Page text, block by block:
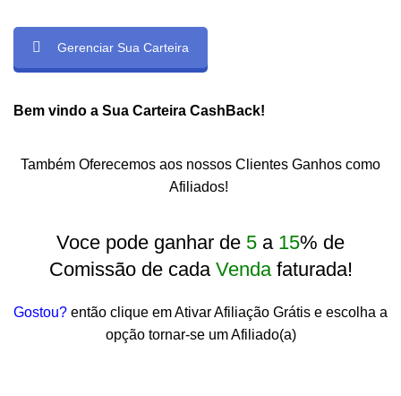
Gerenciar Sua Carteira
Bem vindo a Sua Carteira CashBack!
Também Oferecemos aos nossos Clientes Ganhos como
Afiliados!
Voce pode ganhar de 5 a 15% de
Comissão de cada Vendafaturada!
Gostou? então clique em Ativar Afiliação Grátis e escolha a
opção tornar-se um Afiliado(a)